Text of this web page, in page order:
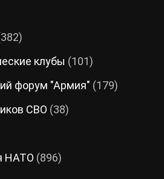
клубы (101)
форум "Армия" (179)
СВО (38)
НАТО (896)